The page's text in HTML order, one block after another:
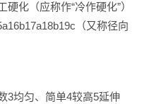
化（应称作“冷作硬化”）
（又称径向
3均匀、简单4较高5延伸